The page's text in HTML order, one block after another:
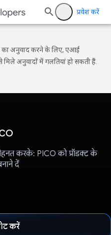
प्रवेश करें
का अनुवाद करने के लिए, एआई
अनुवादों में गलतियां हो सकती हैं.
करके: PICO को प्रॉडक्ट के
दें
करें